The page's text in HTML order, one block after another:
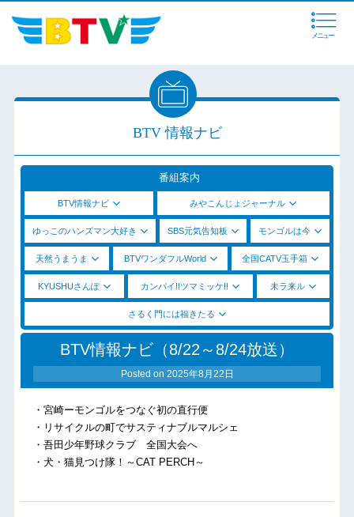
メニュー
BTV 情報ナビ
番組案内
BTV情報ナビ みやこんじょジャーナル
ゆっこのハンズマン大好き SBS元気告知板 モンゴルは今
天然うまうま BTVワンダフルWorld 全国CATV玉手箱
KYUSHUさんぽ カンパイ!!ツマミッケ!! 未ラ来ル
さるく門には福きたる
BTV情報ナビ（8/22～8/24放送）
Posted on 2025年8月22日
・宮崎ーモンゴルをつなぐ初の直行便
・リサイクルの町でサスティナブルマルシェ
・吾田少年野球クラブ 全国大会へ
・犬・猫見つけ隊！～CAT PERCH～